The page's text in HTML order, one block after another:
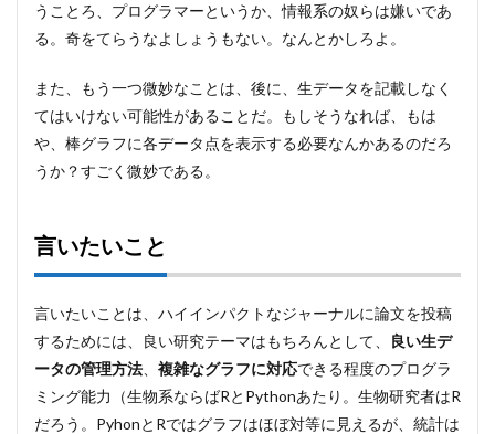
うことろ、プログラマーというか、情報系の奴らは嫌いであ
る。奇をてらうなよしょうもない。なんとかしろよ。
また、もう一つ微妙なことは、後に、生データを記載しなく
てはいけない可能性があることだ。もしそうなれば、もは
や、棒グラフに各データ点を表示する必要なんかあるのだろ
うか？すごく微妙である。
言いたいこと
言いたいことは、ハイインパクトなジャーナルに論文を投稿
するためには、良い研究テーマはもちろんとして、
良い生デ
ータの管理方法
複雑なグラフに対応できる程度のプログラ
ミング能力（生物系ならばRとPythonあたり。生物研究者はR
だろう。PyhonとRではグラフはほぼ対等に見えるが、統計は